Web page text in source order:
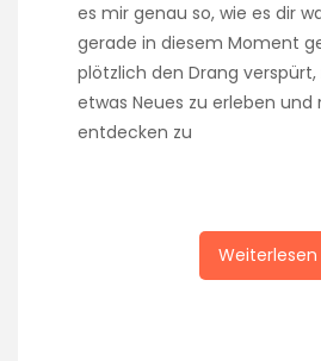
es mir genau so, wie es dir
gerade in diesem Moment
plötzlich den Drang
etwas Neues zu erleben und
entdecken zu
Weiterlesen